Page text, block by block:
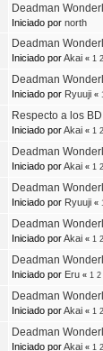
Deadman
Iniciado por north
Deadman
Iniciado porAkai « 1 2
Deadman
Iniciado por Ryuuji « 1
Respecto a los BD
Iniciado porAkai « 1 2
Deadman
Iniciado porAkai « 1 2
Deadman
Iniciado por Ryuuji « 1
Deadman
Iniciado porAkai « 1 2
Deadman
Iniciado por Eru « 1 2
Deadman
Iniciado porAkai « 1 2
Deadman
Iniciado porAkai « 1 2